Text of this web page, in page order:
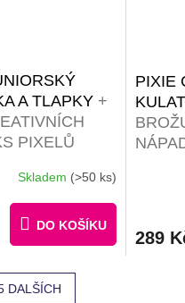
A TLAPKY +
PIXELŮ
Skladem (>50 ks)
DO KOŠÍKU
PIXIE
289
DALŠÍCH